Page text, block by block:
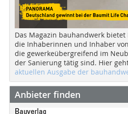
Das Magazin bauhandwerk
die Inhaberinnen und Inhaber
die gewerkeübergreifend im
der Sanierung tätig sind. Hier
aktuellen Ausgabe der
Anbieter finden